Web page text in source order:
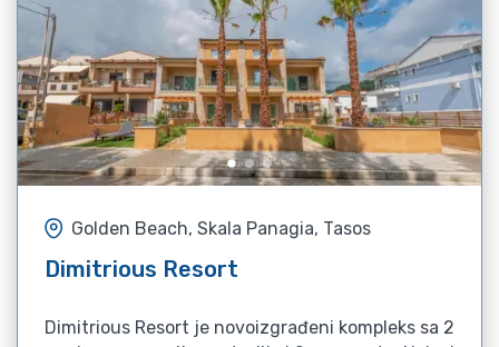
Golden Beach, Skala Panagia, Tasos
Dimitrious Resort
Dimitrious Resort je novoizgrađeni kompleks sa 2